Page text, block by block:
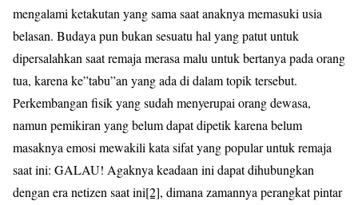
mengalami ketakutan yang sama saat anaknya memasuki usia
belasan. Budaya pun bukan sesuatu hal yang patut untuk
dipersalahkan saat remaja merasa malu untuk bertanya pada orang
tua, karena ke”tabu”an yang ada di dalam topik tersebut.
Perkembangan fisik yang sudah menyerupai orang dewasa,
namun pemikiran yang belum dapat dipetik karena belum
masaknya emosi mewakili kata sifat yang popular untuk remaja
saat ini: GALAU! Agaknya keadaan ini dapat dihubungkan
dengan era netizen saat ini[2], dimana zamannya perangkat pintar